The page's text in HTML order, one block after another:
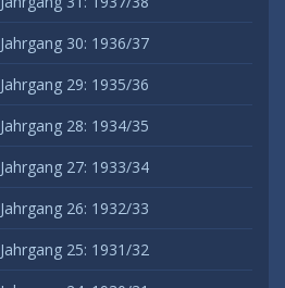
Jahrgang 30: 1936/37
Jahrgang 29: 1935/36
Jahrgang 28: 1934/35
Jahrgang 27: 1933/34
Jahrgang 26: 1932/33
Jahrgang 25: 1931/32